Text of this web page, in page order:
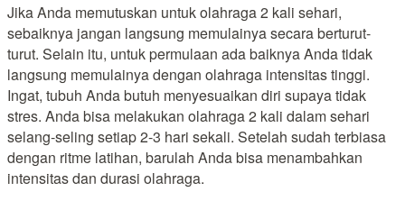
Jika Anda memutuskan untuk olahraga 2 kali sehari,
sebaiknya jangan langsung memulainya secara berturut-
turut. Selain itu, untuk permulaan ada baiknya Anda tidak
langsung memulainya dengan olahraga intensitas tinggi.
Ingat, tubuh Anda butuh menyesuaikan diri supaya tidak
stres. Anda bisa melakukan olahraga 2 kali dalam sehari
selang-seling setiap 2-3 hari sekali. Setelah sudah terbiasa
dengan ritme latihan, barulah Anda bisa menambahkan
intensitas dan durasi olahraga.